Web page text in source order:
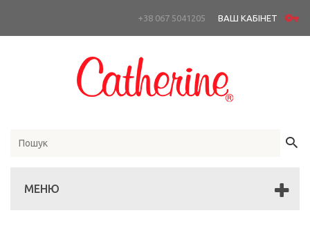
+38 067 5041205 ВАШ КАБІНЕТ
МЕНЮ